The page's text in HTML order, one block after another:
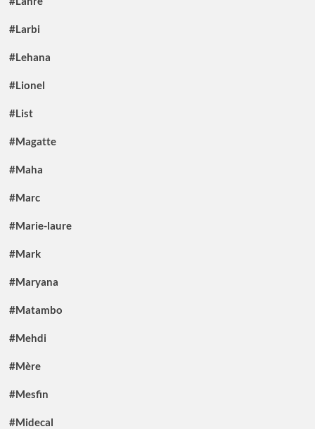
#Larbi
#Lehana
#Lionel
#List
#Magatte
#Maha
#Marc
#Marie-laure
#Mark
#Maryana
#Matambo
#Mehdi
#Mère
#Mesfin
#Midecal